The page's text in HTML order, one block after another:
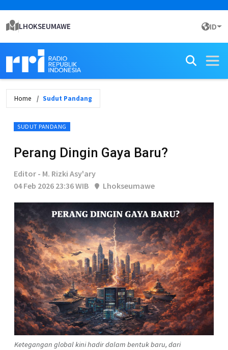
LHOKSEUMAWE ID
Home Sudut Pandang
SUDUT PANDANG
Perang Dingin Gaya Baru?
Editor - M. Rizki Asy'ary
04 Feb 2026 23:36 WIB
Lhokseumawe
Ketegangan global kini hadir dalam bentuk baru, dari